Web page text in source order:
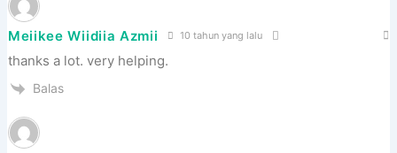
Meiikee Wiidiia Azmii 10 tahun yang lalu
thanks a lot. very helping.
Balas